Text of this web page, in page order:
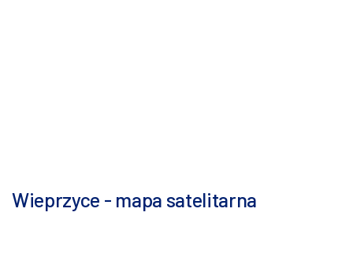
Wieprzyce - mapa satelitarna